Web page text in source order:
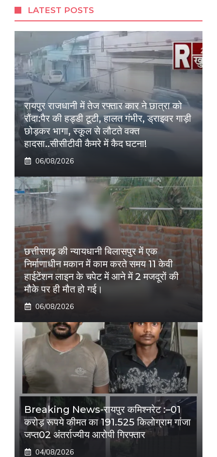
LATEST POSTS
रायपुर राजधानी में तेज रफ्तार कार ने छात्रा को
रौंदा:पैर की हड्डी टूटी, हालत गंभीर, ड्राइवर गाड़ी
छोड़कर भागा, स्कूल से लौटते वक्त
हादसा..सीसीटीवी कैमरे में कैद घटना!
06/08/2026
छत्तीसगढ़ की न्यायधानी बिलासपुर में एक
निर्माणाधीन मकान में काम करते समय 11 केवी
हाईटेंशन लाइन के चपेट में आने में 2 मजदूरों की
मौके पर ही मौत हो गई।
06/08/2026
Breaking News-रायपुर कमिश्नरेट :–01
करोड़ रूपये कीमत का 191.525 किलोग्राम गांजा
जप्त02 अंतर्राज्यीय आरोपी गिरफ्तार
04/08/2026